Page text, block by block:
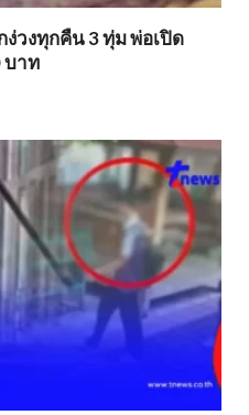
ง่วงทุกคืน 3 ทุ่ม พ่อเปิด
บาท